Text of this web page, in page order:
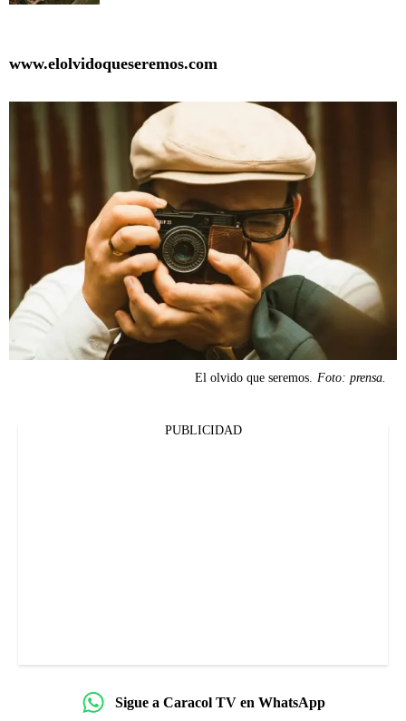
www.elolvidoqueseremos.com
El olvido que seremos. Foto: prensa.
PUBLICIDAD
Sigue a Caracol TV en WhatsApp